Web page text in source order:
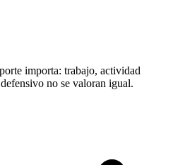
importa: trabajo, actividad
no se valoran igual.